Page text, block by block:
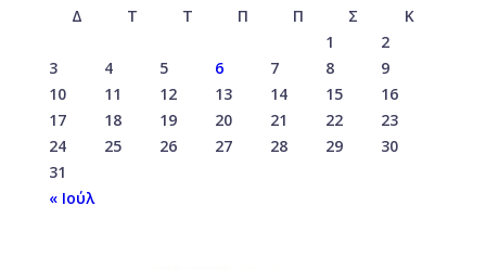
Δ
Τ Τ Π Π Σ
Κ
1
2
3
4 5 6 7 8
9
10
11 12 13 14 15
16
17
18 19 20 21 22
23
24
25 26 27 28 29
30
31
« Ιούλ